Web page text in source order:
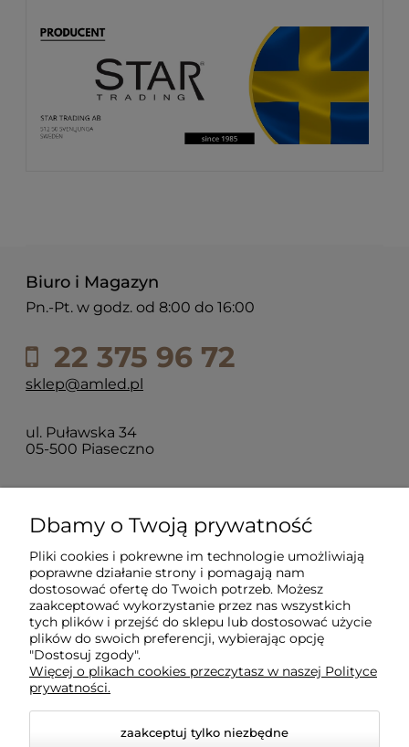
Biuro i Magazyn
Pn.-Pt. w godz. od 8:00 do 16:00
22 375 96 72
sklep@amled.pl
ul. Puławska 34
05-500 Piaseczno
Dla klientów
Informacje
O firmie
Dbamy o Twoją prywatność
Pliki cookies i pokrewne im technologie umożliwiają
poprawne działanie strony i pomagają nam
dostosować ofertę do Twoich potrzeb. Możesz
zaakceptować wykorzystanie przez nas wszystkich
tych plików i przejść do sklepu lub dostosować użycie
plików do swoich preferencji, wybierając opcję
"Dostosuj zgody".
Więcej o plikach cookies przeczytasz w naszej Polityce
prywatności.
zaakceptuj tylko niezbędne